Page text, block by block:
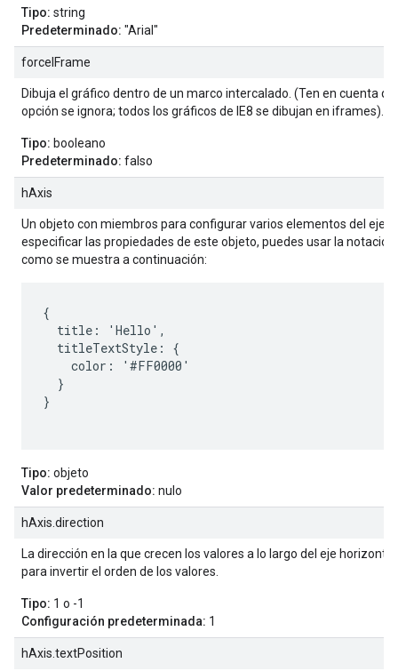
Tipo: string
Predeterminado: "Arial"
forceIFrame
Dibuja el gráfico dentro de un marco intercalado. (Ten en cuenta
opción se ignora; todos los gráficos de IE8 se dibujan en iframes).
Tipo: booleano
Predeterminado: falso
hAxis
Un objeto con miembros para configurar varios elementos del eje
especificar las propiedades de este objeto, puedes usar la
como se muestra a continuación:
{
  title: 'Hello',
  titleTextStyle: {
    color: '#FF0000'
  }
}
Tipo: objeto
Valor predeterminado: nulo
hAxis.direction
La dirección en la que crecen los valores a lo largo del eje
para invertir el orden de los valores.
Tipo: 1 o -1
Configuración predeterminada: 1
hAxis.textPosition